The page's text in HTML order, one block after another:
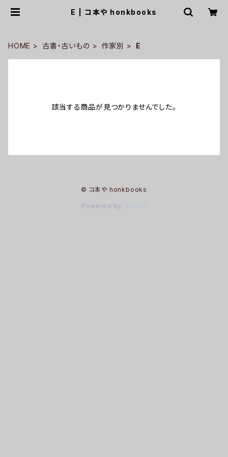
E | コ本や honkbooks
HOME 古書・古いもの 作家別 E
該当する商品が見つかりませんでした。
© コ本や honkbooks
Powered by